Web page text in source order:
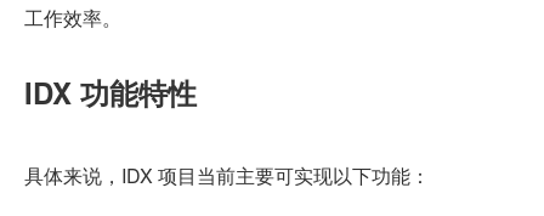
工作效率。
IDX 功能特性
具体来说，IDX 项目当前主要可实现以下功能：